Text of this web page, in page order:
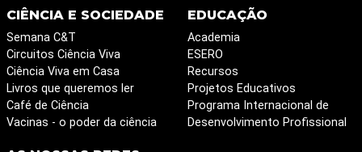
CIÊNCIA E SOCIEDADE
Semana C&T
Circuitos Ciência Viva
Ciência Viva em Casa
Livros que queremos ler
Café de Ciência
Vacinas - o poder da ciência
EDUCAÇÃO
Academia
ESERO
Recursos
Projetos Educativos
Programa Internacional de
Desenvolvimento Profissional